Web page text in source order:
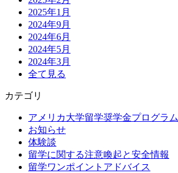
2025年1月
2024年9月
2024年6月
2024年5月
2024年3月
全て見る
カテゴリ
アメリカ大学留学奨学金プログラム
お知らせ
体験談
留学に関する注意喚起と安全情報
留学ワンポイントアドバイス